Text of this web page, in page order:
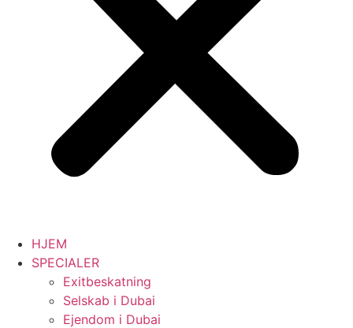
HJEM
SPECIALER
Exitbeskatning
Selskab i Dubai
Ejendom i Dubai